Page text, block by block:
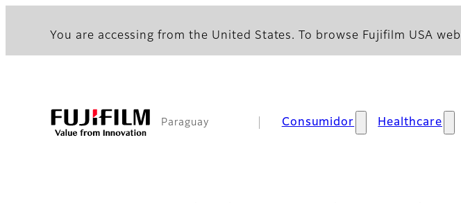
You are accessing from the United States. To browse Fujifilm USA
Paraguay Consumidor Healthcare